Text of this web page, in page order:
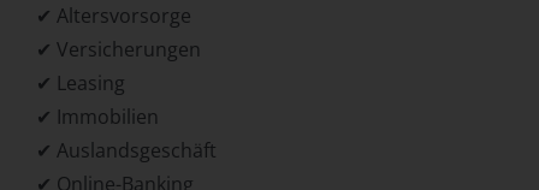
✔ Altersvorsorge
✔ Versicherungen
✔ Leasing
✔ Immobilien
✔ Auslandsgeschäft
✔ Online-Banking